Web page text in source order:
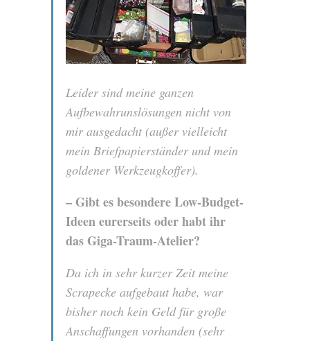
Leider sind meine ganzen
Aufbewahrunslösungen nicht von
mir ausgedacht (außer vielleicht
mein Briefpapierständer und mein
goldener Werkzeugkoffer).
– Gibt es besondere Low-Budget-
Ideen eurerseits oder habt ihr
das Giga-Traum-Atelier?
Da ich in sehr kurzer Zeit meine
Scrapecke aufgebaut habe, war
bisher noch kein Geld für große
Anschaffungen vorhanden (sehr